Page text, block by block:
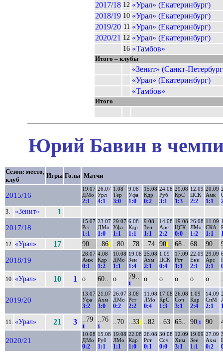
2017/18 12 «Урал» (Екатеринбург)
2018/19 10 «Урал» (Екатеринбург)
2019/20 11 «Урал» (Екатеринбург)
2020/21 12 «Урал» (Екатеринбург)
16 «Тамбов»
Итого – клубы
«Зенит» (Санкт-
«Урал» (Екатеринбург)
«Тамбов»
Итого
Юрий Бавин в
Сезон: место,
клуб
Игры Голы Матчи
2015/16
19.07
ДМо
2:1
26.07
Урл
4:1
1.08
Тер
3:0
9.08
Уфа
1:0
15.08
Кдр
0:2
24.08
Руб
3:1
29.08
КрС
1:3
12.09
ЦСК
2:2
20.09
Амк
1:1
3. «Зенит» 1
2017/18
15.07
Рст
1:1
23.07
ДМо
1:0
29.07
Уфа
1:1
6.08
Кдр
1:1
9.08
Зен
1:1
14.08
Арс
2:2
19.08
ЦСК
0:0
26.08
ЛМо
1:2
11.09
СКА
1:1
12. «Урал» 17 90 ..86 ..80 ..78 ..74 90 68.. 68.. 90
2018/19
28.07
Анж
0:1
4.08
Кдр
1:2
10.08
ДМо
1:1
19.08
Зен
1:4
25.08
Ахм
2:1
1.09
ЦСК
0:4
17.09
Рст
1:1
22.09
Ени
2:1
29.09
Арс
2:1
10. «Урал» 10 1 о 60.. о 79..
1
о о о о о
2019/20
13.07
Уфа
3:2
21.07
Ахм
3:0
26.07
ДМо
0:2
3.08
Рст
2:2
11.08
ЛМо
0:4
17.08
КрС
1:3
26.08
Соч
3:1
1.09
Кдр
2:4
14.09
СпМ
2:1
11. «Урал» 21 3 ..79
1
..76
1
..70 ..33 ..82 ..63 65.. 90 1 90
2020/21
10.08
ДМо
0:2
15.08
Руб
1:1
19.08
ЛМо
1:1
22.08
Кдр
1:0
26.08
Рст
0:1
30.08
Соч
0:0
12.09
Хим
3:1
19.09
Зен
1:1
27.09
Ахм
0:2